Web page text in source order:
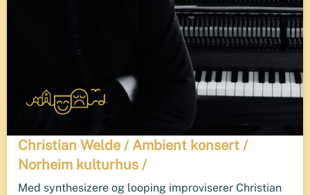
Christian Welde / Ambient konsert /
Norheim kulturhus /
Med synthesizere og looping improviserer Christian